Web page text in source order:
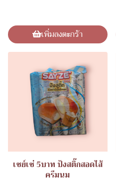
เพิ่มลงตะกร้า
เซย์เซ่ 5บาท ปังสติ๊กสอดไส้
ครีมนม